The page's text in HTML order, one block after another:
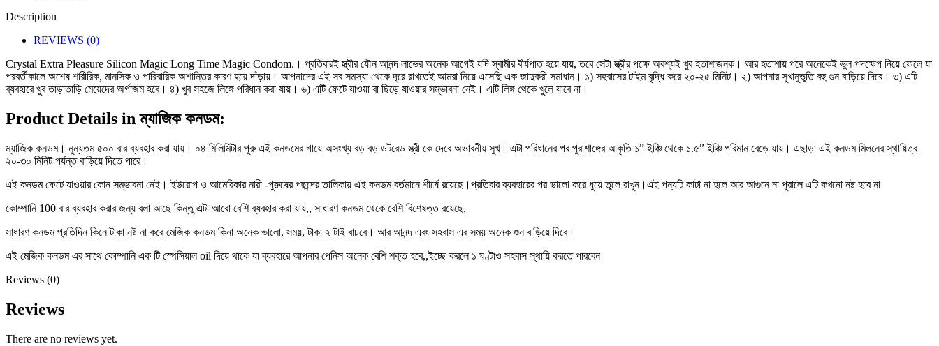
Description
REVIEWS (0)
Crystal Extra Pleasure Silicon Magic Long Time Magic Condom.। প্রতিবারই স্ত্রীর যৌন আনন্দ লাভের অনেক আগেই যদি স্বামীর বীর্যপাত হয়ে যায়, তবে সেটা স্ত্রীর পক্ষে অবশ্যই খুব হতাশাজনক। আর হতাশায় পরে অনেকেই ভুল পদক্ষেপ নিয়ে ফেলে যা
পরবর্তীকালে অশেষ শারীরিক, মানসিক ও পারিবারিক অশান্তির কারণ হয়ে দাঁড়ায়। আপনাদের এই সব সমস্যা থেকে দূরে রাখতেই আমরা নিয়ে এসেছি এক জাদুকরী সমাধান। ১) সহবাসের টাইম বৃদ্ধি করে ২০-২৫ মিনিট। ২) আপনার সুখানুভুতি বহু গুন বাড়িয়ে দিবে। ৩) এটি
ব্যবহারে খুব তাড়াতাড়ি মেয়েদের অর্গাজম হবে। ৪) খুব সহজে লিঙ্গে পরিধান করা যায়। ৬) এটি ফেটে যাওয়া বা ছিড়ে যাওয়ার সম্ভাবনা নেই। এটি লিঙ্গ থেকে খুলে যাবে না।
Product Details in ম্যাজিক কনডম:
ম্যাজিক কনডম। নুন্যতম ৫০০ বার ব্যবহার করা যায়। ০৪ মিলিমিটার পুরু এই কনডমের গায়ে অসংখ্য বড় বড় ডটরেড স্ত্রী কে দেবে অভাবনীয় সুখ। এটা পরিধানের পর পুরাশাঙ্গের আকৃতি ১” ইঞ্চি থেকে ১.৫” ইঞ্চি পরিমান বেড়ে যায়। এছাড়া এই কনডম মিলনের স্থায়িত্ব
২০-৩০ মিনিট পর্যন্ত বাড়িয়ে দিতে পারে।
এই কনডম ফেটে যাওয়ার কোন সম্ভাবনা নেই। ইউরোপ ও আমেরিকার নারী -পুরুষের পছন্দের তালিকায় এই কনডম বর্তমানে শীর্ষে রয়েছে।প্রতিবার ব্যবহারের পর ভালো করে ধুয়ে তুলে রাখুন।এই পন্যটি কাটা না হলে আর আগুনে না পুরালে এটি কখনো নষ্ট হবে না
কোম্পানি 100 বার ব্যবহার করার জন্য বলা আছে কিন্তু এটা আরো বেশি ব্যবহার করা যায়,, সাধারণ কনডম থেকে বেশি বিশেষত্ত রয়েছে,
সাধারণ কনডম প্রতিদিন কিনে টাকা নষ্ট না করে মেজিক কনডম কিনা অনেক ভালো, সময়, টাকা ২ টাই বাচবে। আর আনন্দ এবং সহবাস এর সময় অনেক গুন বাড়িয়ে দিবে।
এই মেজিক কনডম এর সাথে কোম্পানি এক টি স্পেসিয়াল oil দিয়ে থাকে যা ব্যবহারে আপনার পেনিস অনেক বেশি শক্ত হবে,,ইচ্ছে করলে ১ ঘণ্টাও সহবাস স্থায়ি করতে পারবেন
Reviews (0)
Reviews
There are no reviews yet.